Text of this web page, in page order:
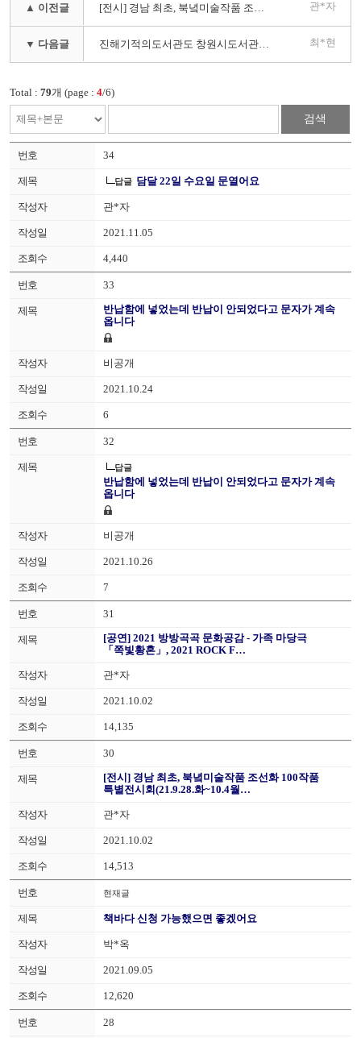
▲ 이전글 [전시] 경남 최초, 북녘미술작품 조선화 100작품 특별전시회(21.9.28.화~10.4월, 경남 창원성산아트홀) 관*자
▼ 다음글 진해기적의도서관도 창원시도서관통합도서관회원 최*현
Total : 79개 (page : 4/6)
검색
34
답글 담달 22일 수요일 문열어요
관*자
2021.11.05
4,440
33
반납함에 넣었는데 반납이 안되었다고 문자가 계속
옵니다
비공개
2021.10.24
6
32
답글
반납함에 넣었는데 반납이 안되었다고 문자가 계속
옵니다
비공개
2021.10.26
7
31
[공연] 2021 방방곡곡 문화공감 - 가족 마당극
「쪽빛황혼」, 2021 ROCK F…
관*자
2021.10.02
14,135
30
[전시] 경남 최초, 북녘미술작품 조선화 100작품
특별전시회(21.9.28.화~10.4월…
관*자
2021.10.02
14,513
현재글
책바다 신청 가능했으면 좋겠어요
박*옥
2021.09.05
12,620
28